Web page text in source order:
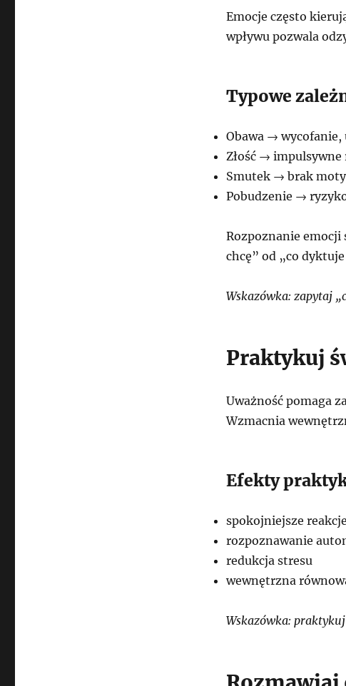
Emocje często
wpływu pozwala
Typowe
Obawa → wycofanie,
Złość → impulsywne
Smutek → brak
Pobudzenie →
Rozpoznanie emocji
chcę” od „co
Wskazówka: zapytaj
Praktykuj
Uważność pomaga
Wzmacnia
Efekty
spokojniejsze reakcje
rozpoznawanie
redukcja stresu
wewnętrzna
Wskazówka: